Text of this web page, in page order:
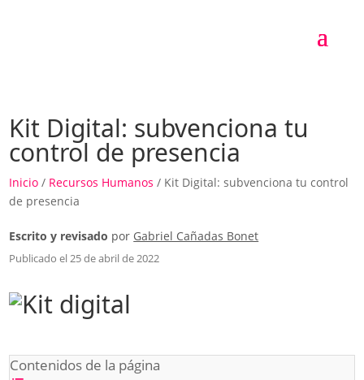
Kit Digital: subvenciona tu
control de presencia
Inicio / Recursos Humanos / Kit Digital: subvenciona tu control
de presencia
Escrito y revisado por Gabriel Cañadas Bonet
Publicado el 25 de abril de 2022
Contenidos de la página